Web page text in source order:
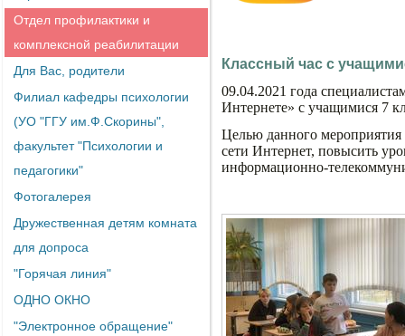
Отдел профилактики и
комплексной реабилитации
Для Вас, родители
Филиал кафедры психологии
(УО "ГГУ им.Ф.Скорины",
факультет "Психологии и
педагогики"
Фотогалерея
Дружественная детям комната
для допроса
"Горячая линия"
ОДНО ОКНО
"Электронное обращение"
Классный час с
09.04.2021 года
Интернете» с учащимися 7
Целью данного мероприятия
сети Интернет, повысить
информационно-